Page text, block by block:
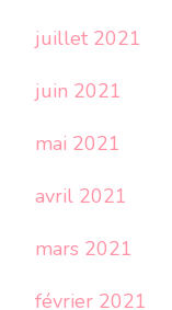
juillet 2021
juin 2021
mai 2021
avril 2021
mars 2021
février 2021